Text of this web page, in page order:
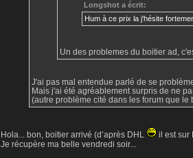
Longshot a écrit:
Hum à ce prix la j'hésite
Un des problemes du boitier ad,
J'ai pas mal entendue parlé de se
Mais j'ai été agréablement surpris de ne
(autre problème cité dans les forum que
Hola... bon, boitier arrivé (d’après DHL
il est sur
Je récupère ma belle vendredi soir...